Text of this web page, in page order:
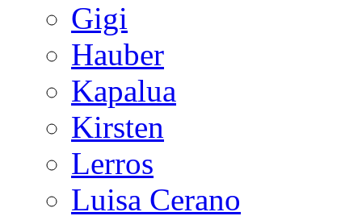
Gigi
Hauber
Kapalua
Kirsten
Lerros
Luisa Cerano